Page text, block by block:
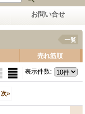
お問い合せ
一覧
売れ筋順
表示件数:
次»